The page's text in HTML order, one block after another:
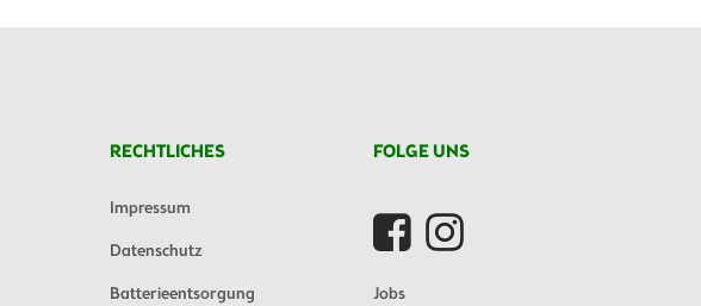
RECHTLICHES
Impressum
Datenschutz
Batterieentsorgung
FOLGE UNS
Jobs